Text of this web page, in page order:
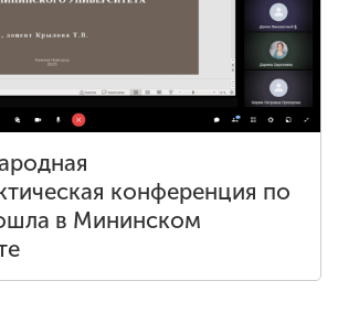
конференция по
в Мининском